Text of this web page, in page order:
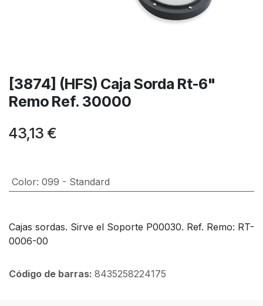
[3874] (HFS) Caja Sorda Rt-6"
Remo Ref. 30000
43,13 €
Color: 099 - Standard
Cajas sordas. Sirve el Soporte P00030. Ref. Remo: RT-
0006-00
Código de barras: 8435258224175